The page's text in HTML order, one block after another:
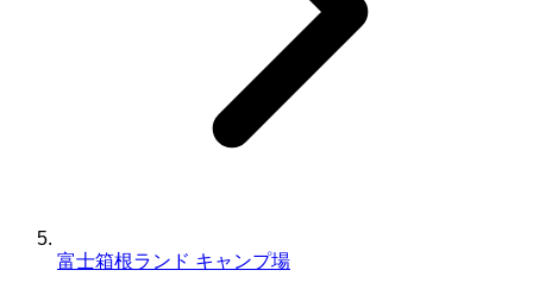
富士箱根ランド キャンプ場